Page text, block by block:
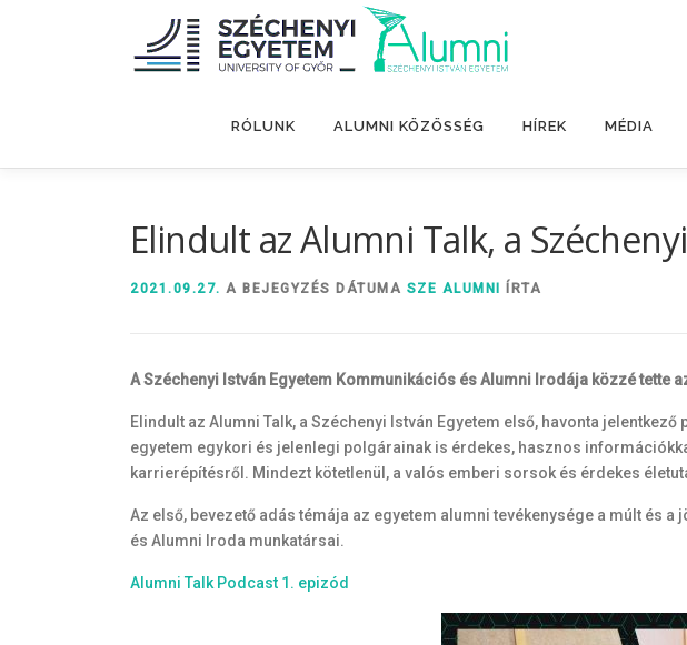
RÓLUNK ALUMNI KÖZÖSSÉG HÍREK MÉDIA
Elindult az Alumni Talk, a
2021.09.27. A BEJEGYZÉS DÁTUMA SZE ALUMNI ÍRTA
A Széchenyi István Egyetem Kommunikációs és Alumni Irodája közzé tette
Elindult az Alumni Talk, a Széchenyi István Egyetem első, havonta
egyetem egykori és jelenlegi polgárainak is érdekes, hasznos
karrierépítésről. Mindezt kötetlenül, a valós emberi sorsok és érdekes
Az első, bevezető adás témája az egyetem alumni tevékenysége a múlt és
és Alumni Iroda munkatársai.
Alumni Talk Podcast 1. epizód